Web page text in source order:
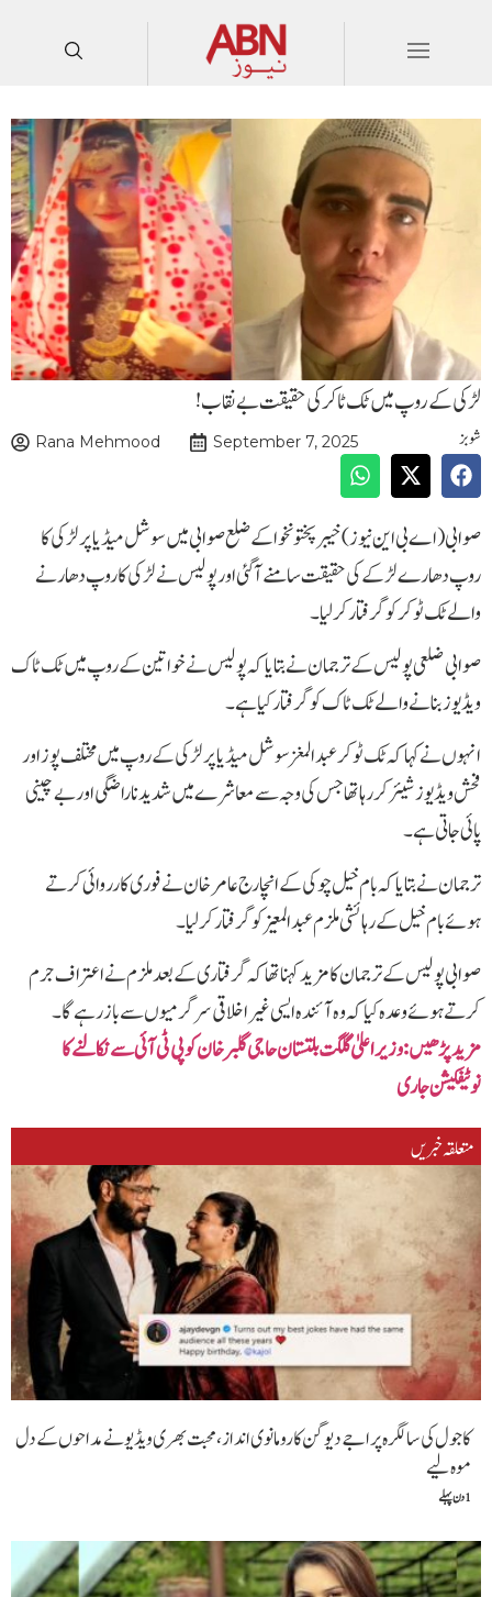
لڑکی کے روپ میں ٹک ٹاکر کی حقیقت بے نقاب!
شوبز Rana Mehmood September 7, 2025
صوابی(اے بی این نیوز) خیبرپختونخوا کے ضلع صوابی میں سوشل میڈیا پر لڑکی کا
روپ دھارے لڑکے کی حقیقت سامنے آگئی اور پولیس نے لڑکی کا روپ دھارنے
والے ٹک ٹوکر کو گرفتار کرلیا۔
صوابی ضلعی پولیس کے ترجمان نے بتایا کہ پولیس نے خواتین کے روپ میں ٹک ٹاک
ویڈیوز بنانے والے ٹک ٹاک کو گرفتار کیا ہے۔
انہوں نے کہا کہ ٹک ٹوکر عبدالمغز سوشل میڈیا پر لڑکی کے روپ میں مختلف پوز اور
فحش ویڈیوز شیئر کر رہا تھا جس کی وجہ سے معاشرے میں شدید ناراضگی اور بے چینی
پائی جاتی ہے۔
ترجمان نے بتایا کہ بام خیل چوکی کے انچارج عامر خان نے فوری کارروائی کرتے
ہوئے بام خیل کے رہائشی ملزم عبدالمعیز کو گرفتار کر لیا۔
صوابی پولیس کے ترجمان کا مزید کہنا تھا کہ گرفتاری کے بعد ملزم نے اعتراف جرم
کرتے ہوئے وعدہ کیا کہ وہ آئندہ ایسی غیر اخلاقی سرگرمیوں سے باز رہے گا۔
مزید پڑھیں‌:وزیراعلیٰ گلگت بلتستان حاجی گلبر خان کو پی ٹی آئی سے نکالنے کا
نوٹیفکیشن جاری
متعلقہ خبریں
کاجول کی سالگرہ پر اجے دیوگن کا رومانوی انداز، محبت بھری ویڈیو نے مداحوں کے دل
موہ لیے
1 دن پہلے